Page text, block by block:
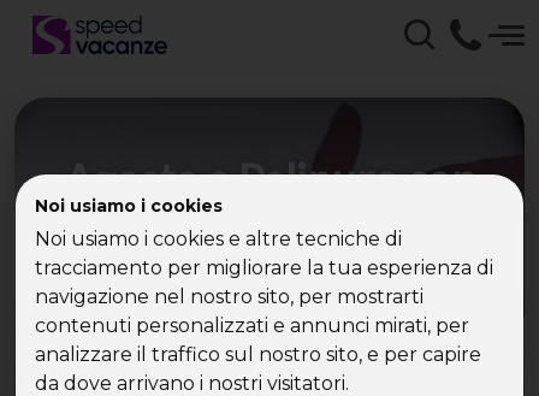
Noi usiamo i cookies
Noi usiamo i cookies e altre tecniche di
tracciamento per migliorare la tua esperienza di
navigazione nel nostro sito, per mostrarti
contenuti personalizzati e annunci mirati, per
analizzare il traffico sul nostro sito, e per capire
da dove arrivano i nostri visitatori.
Agosto a Palinuro con
Speed Vacanze; Viaggi e
divertimento per single
in Italia!!
La tua vacanza estiva 2006 a Palinuro con Speed